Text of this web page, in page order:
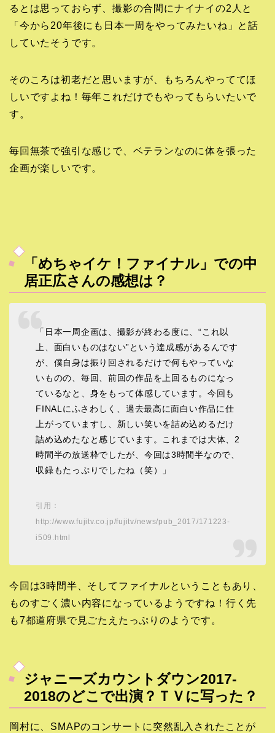
るとは思っておらず、撮影の合間にナイナイの2人と
「今から20年後にも日本一周をやってみたいね」と話
していたそうです。
そのころは初老だと思いますが、もちろんやっててほ
しいですよね！毎年これだけでもやってもらいたいで
す。
毎回無茶で強引な感じで、ベテランなのに体を張った
企画が楽しいです。
「めちゃイケ！ファイナル」での中
居正広さんの感想は？
「日本一周企画は、撮影が終わる度に、“これ以
上、面白いものはない”という達成感があるんです
が、僕自身は振り回されるだけで何もやっていな
いものの、毎回、前回の作品を上回るものになっ
ているなと、身をもって体感しています。今回も
FINALにふさわしく、過去最高に面白い作品に仕
上がっていますし、新しい笑いを詰め込めるだけ
詰め込めたなと感じています。これまでは大体、2
時間半の放送枠でしたが、今回は3時間半なので、
収録もたっぷりでしたね（笑）」
引用：
http://www.fujitv.co.jp/fujitv/news/pub_2017/171223-
i509.html
今回は3時間半、そしてファイナルということもあり、
ものすごく濃い内容になっているようですね！行く先
も7都道府県で見ごたえたっぷりのようです。
ジャニーズカウントダウン2017-
2018のどこで出演？ＴＶに写った？
岡村に、SMAPのコンサートに突然乱入されたことが